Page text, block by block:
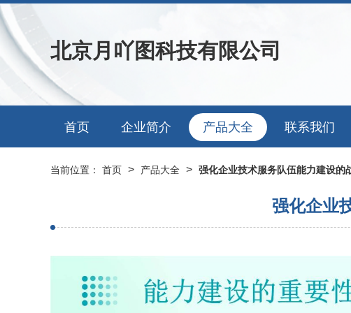
北京月吖图科技有限公司
首页 企业简介 产品大全 联系我们
当前位置： 首页 > 产品大全 > 强化企业技术服务队伍能力建设的
强化企业